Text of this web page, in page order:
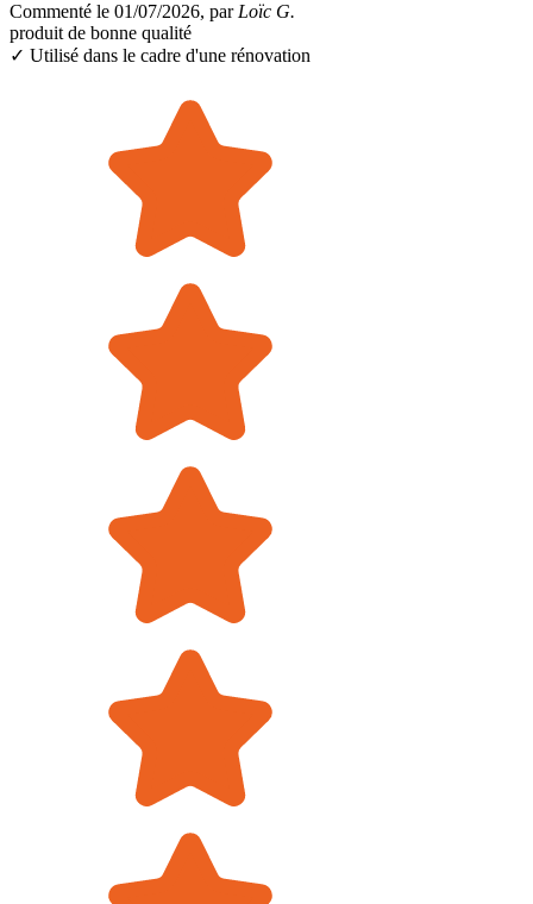
Commenté le 01/07/2026, par Loïc G.
produit de bonne qualité
✓ Utilisé dans le cadre d'une rénovation